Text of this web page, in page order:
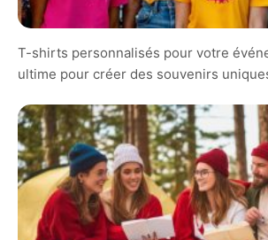
T-shirts personnalisés pour votre
ultime pour créer des souvenirs